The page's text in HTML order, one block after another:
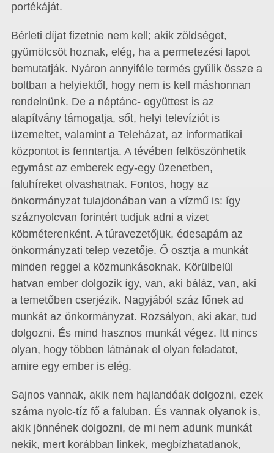
portékáját.
Bérleti díjat fizetnie nem kell; akik zöldséget,
gyümölcsöt hoznak, elég, ha a permetezési lapot
bemutatják. Nyáron annyiféle termés gyűlik össze a
boltban a helyiektől, hogy nem is kell máshonnan
rendelnünk. De a néptánc- együttest is az
alapítvány támogatja, sőt, helyi televíziót is
üzemeltet, valamint a Teleházat, az informatikai
központot is fenntartja. A tévében felköszönhetik
egymást az emberek egy-egy üzenetben,
faluhíreket olvashatnak. Fontos, hogy az
önkormányzat tulajdonában van a vízmű is: így
száznyolcvan forintért tudjuk adni a vizet
köbméterenként. A túravezetőjük, édesapám az
önkormányzati telep vezetője. Ő osztja a munkát
minden reggel a közmunkásoknak. Körülbelül
hatvan ember dolgozik így, van, aki báláz, van, aki
a temetőben cserjézik. Nagyjából száz főnek ad
munkát az önkormányzat. Rozsályon, aki akar, tud
dolgozni. És mind hasznos munkát végez. Itt nincs
olyan, hogy többen látnának el olyan feladatot,
amire egy ember is elég.
Sajnos vannak, akik nem hajlandóak dolgozni, ezek
száma nyolc-tíz fő a faluban. És vannak olyanok is,
akik jönnének dolgozni, de mi nem adunk munkát
nekik, mert korábban linkek, megbízhatatlanok,